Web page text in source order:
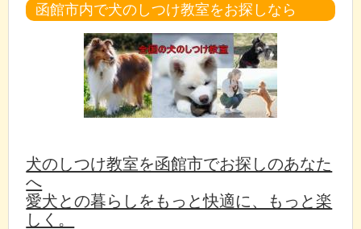
函館市内で犬のしつけ教室をお探しなら
犬のしつけ教室を函館市でお探しのあなた
へ
愛犬との暮らしをもっと快適に、もっと楽
しく。